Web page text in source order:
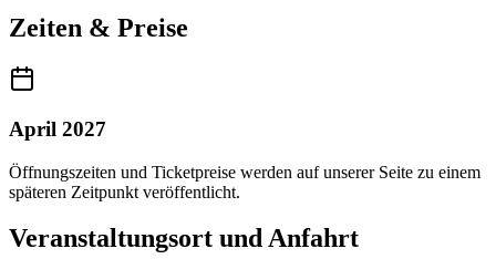
Zeiten & Preise
April 2027
Öffnungszeiten und Ticketpreise werden auf unserer Seite zu einem
späteren Zeitpunkt veröffentlicht.
Veranstaltungsort und Anfahrt